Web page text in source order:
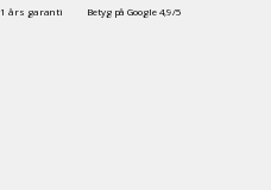
1 års garanti Betyg på Google 4,9/5